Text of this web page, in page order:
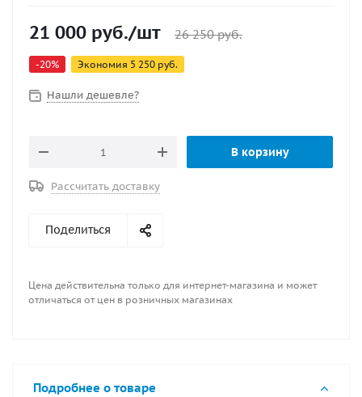
21 000 руб./шт 26 250руб.
-20% Экономия 5 250 руб.
Нашли дешевле?
В корзину
Рассчитать доставку
Поделиться
Цена действительна только для интернет-магазина и может
отличаться от цен в розничных магазинах
Подробнее о товаре